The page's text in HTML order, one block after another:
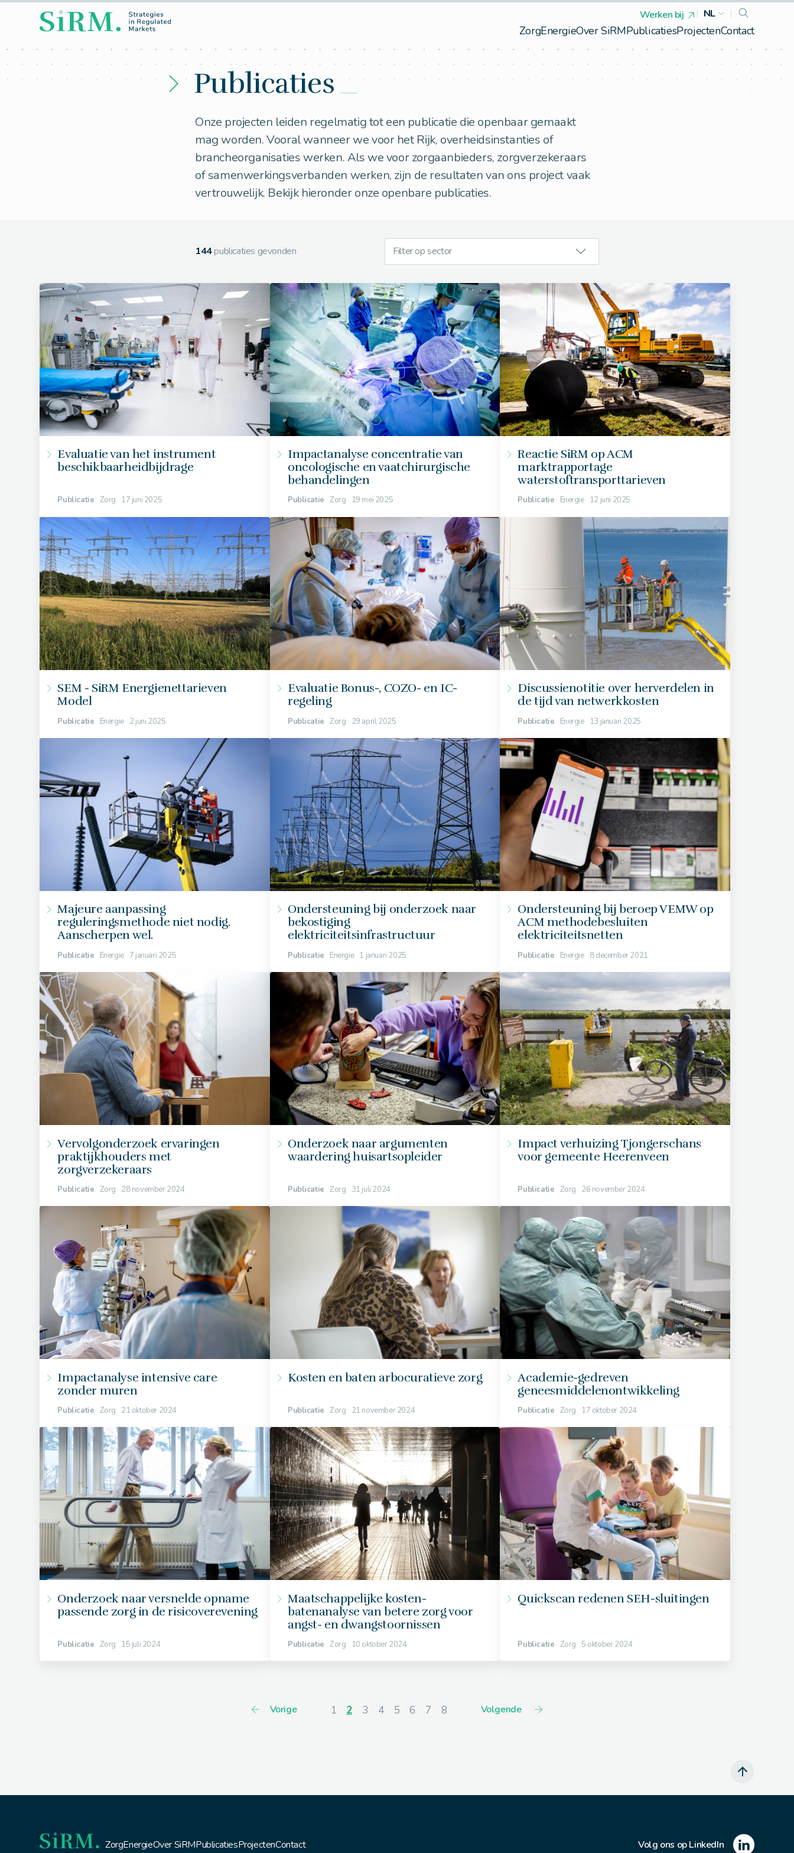
Werken bij | NL |
ZorgEnergieOver SiRMPublicatiesProjectenContact
Publicaties
Onze projecten leiden regelmatig tot een publicatie die openbaar gemaakt
mag worden. Vooral wanneer we voor het Rijk, overheidsinstanties of
brancheorganisaties werken. Als we voor zorgaanbieders, zorgverzekeraars
of samenwerkingsverbanden werken, zijn de resultaten van ons project vaak
vertrouwelijk. Bekijk hieronder onze openbare publicaties.
144publicaties gevonden Filter op sector
Evaluatie van het instrument
beschikbaarheidbijdrage
Publicatie Zorg 17 juni 2025
Impactanalyse concentratie van
oncologische en vaatchirurgische
behandelingen
Publicatie Zorg 19 mei 2025
Reactie SiRM op ACM
marktrapportage
waterstoftransporttarieven
Publicatie Energie 12 juni 2025
SEM - SiRM Energienettarieven
Model
Publicatie Energie 2 juni 2025
Evaluatie Bonus-, COZO- en IC-
regeling
Publicatie Zorg 29 april 2025
Discussienotitie over herverdelen in
de tijd van netwerkkosten
Publicatie Energie 13 januari 2025
Majeure aanpassing
reguleringsmethode niet nodig.
Aanscherpen wel.
Publicatie Energie 7 januari 2025
Ondersteuning bij onderzoek naar
bekostiging
elektriciteitsinfrastructuur
Publicatie Energie 1 januari 2025
Ondersteuning bij beroep VEMW op
ACM methodebesluiten
elektriciteitsnetten
Publicatie Energie 8 december 2021
Vervolgonderzoek ervaringen
praktijkhouders met
zorgverzekeraars
Publicatie Zorg 28 november 2024
Onderzoek naar argumenten
waardering huisartsopleider
Publicatie Zorg 31 juli 2024
Impact verhuizing Tjongerschans
voor gemeente Heerenveen
Publicatie Zorg 26 november 2024
Impactanalyse intensive care
zonder muren
Publicatie Zorg 21 oktober 2024
Kosten en baten arbocuratieve zorg
Publicatie Zorg 21 november 2024
Academie-gedreven
geneesmiddelenontwikkeling
Publicatie Zorg 17 oktober 2024
Onderzoek naar versnelde opname
passende zorg in de risicoverevening
Publicatie Zorg 15 juli 2024
Maatschappelijke kosten-
batenanalyse van betere zorg voor
angst- en dwangstoornissen
Publicatie Zorg 10 oktober 2024
Quickscan redenen SEH-sluitingen
Publicatie Zorg 5 oktober 2024
Vorige 1 2 3 4 5 6 7 8 Volgende
ZorgEnergieOver SiRMPublicatiesProjectenContact Volg ons op LinkedIn